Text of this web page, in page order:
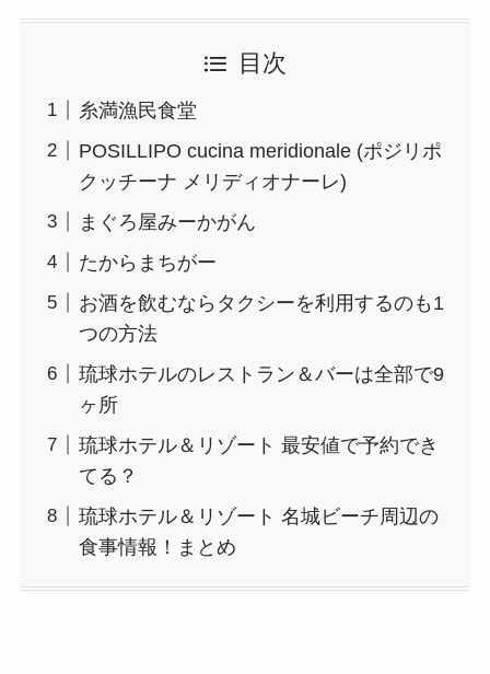
目次
糸満漁民食堂
POSILLIPO cucina meridionale (ポジリポ
クッチーナ メリディオナーレ)
まぐろ屋みーかがん
たからまちがー
お酒を飲むならタクシーを利用するのも1
つの方法
琉球ホテルのレストラン＆バーは全部で9
ヶ所
琉球ホテル＆リゾート 最安値で予約でき
てる？
琉球ホテル＆リゾート 名城ビーチ周辺の
食事情報！まとめ